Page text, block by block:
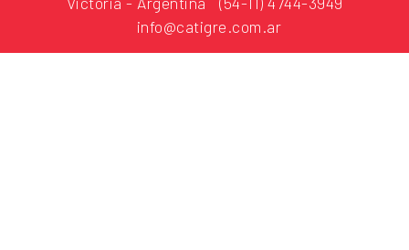
info@catigre.com.ar